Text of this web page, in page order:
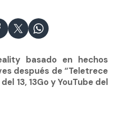
basado en hechos
después de “Teletrece
13, 13Go y YouTube del